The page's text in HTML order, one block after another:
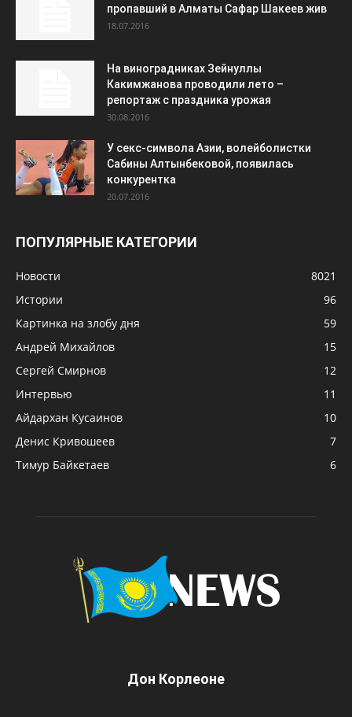
пропавший в Алматы Сафар Шакеев жив
18.07.2016
На виноградниках Зейнуллы
Какимжанова проводили лето –
репортаж с праздника урожая
30.08.2016
У секс-символа Азии, волейболистки
Сабины Алтынбековой, появилась
конкурентка
20.07.2016
ПОПУЛЯРНЫЕ КАТЕГОРИИ
Новости
8021
Истории
96
Картинка на злобу дня
59
Андрей Михайлов
15
Сергей Смирнов
12
Интервью
11
Айдархан Кусаинов
10
Денис Кривошеев
7
Тимур Байкетаев
6
Дон Корлеоне